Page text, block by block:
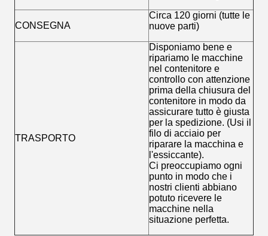
CONSEGNA
Circa 120 giorni (tutte le
nuove parti)
TRASPORTO
Disponiamo bene e
ripariamo le macchine
nel contenitore e
controllo con attenzione
prima della chiusura del
contenitore in modo da
assicurare tutto è giusta
per la spedizione. (Usi il
filo di acciaio per
riparare la macchina e
l'essiccante).
Ci preoccupiamo ogni
punto in modo che i
nostri clienti abbiano
potuto ricevere le
macchine nella
situazione perfetta.